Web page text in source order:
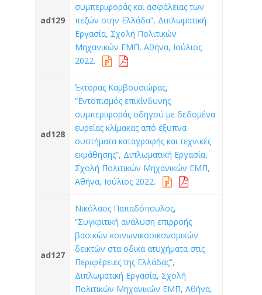
ad129
συμπεριφοράς και ασφάλειας των
πεζών στην Ελλάδα”, Διπλωματική
Εργασία, Σχολή Πολιτικών
Μηχανικών ΕΜΠ, Αθήνα, Ιούλιος
2022.
ad128
Έκτορας Καμβουσιώρας,
“Εντοπισμός επικίνδυνης
συμπεριφοράς οδηγού με δεδομένα
ευρείας κλίμακας από έξυπνα
συστήματα καταγραφής και τεχνικές
εκμάθησης”, Διπλωματική Εργασία,
Σχολή Πολιτικών Μηχανικών ΕΜΠ,
Αθήνα, Ιούλιος 2022.
ad127
Νικόλαος Παπαδόπουλος,
“Συγκριτική ανάλυση επιρροής
βασικών κοινωνικοοικονομικών
δεικτών στα οδικά ατυχήματα στις
Περιφέρειες της Ελλάδας”,
Διπλωματική Εργασία, Σχολή
Πολιτικών Μηχανικών ΕΜΠ, Αθήνα,